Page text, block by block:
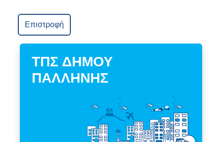
Επιστροφή
ΤΠΣ ΔΗΜΟΥ
ΠΑΛΛΗΝΗΣ